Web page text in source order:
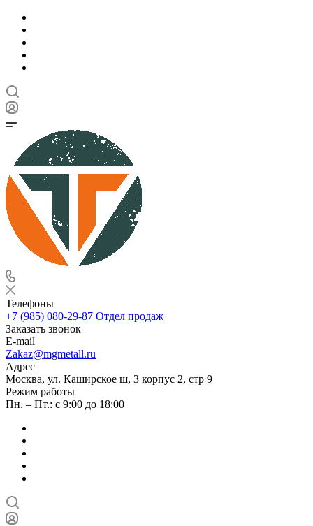
Телефоны
+7 (985) 080-29-87 Отдел продаж
Заказать звонок
E-mail
Zakaz@mgmetall.ru
Адрес
Москва, ул. Каширское ш, 3 корпус 2, стр 9
Режим работы
Пн. – Пт.: с 9:00 до 18:00